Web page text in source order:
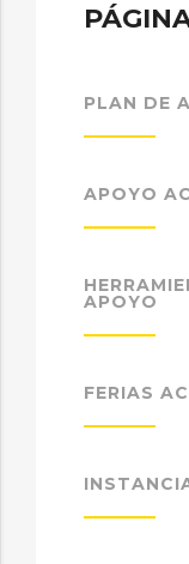
PLAN DE
APOYO
APOYO
FERIAS